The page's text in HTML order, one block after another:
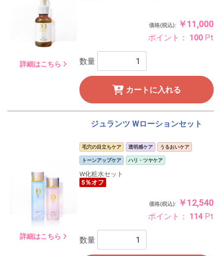
詳細はこちら
価格(税込):￥11,000
ポイント： 100Pt
数量
カートに入れる
詳細はこちら
ジュランツ Wローションセット
毛穴の目立ちケア 透明感ケア うるおいケア
トーンアップケア ハリ・ツヤケア
W化粧水セット
5％オフ
価格(税込):￥12,540
ポイント： 114Pt
数量